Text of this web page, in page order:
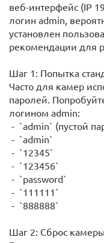
веб-интерфейс (IP
логин admin,
установлен
рекомендации для
Шаг 1: Попытка
Часто для камер
паролей.
логином admin:
- `admin` (пустой
- `admin`
- `12345`
- `123456`
- `password`
- `111111`
- `888888`
Шаг 2: Сброс